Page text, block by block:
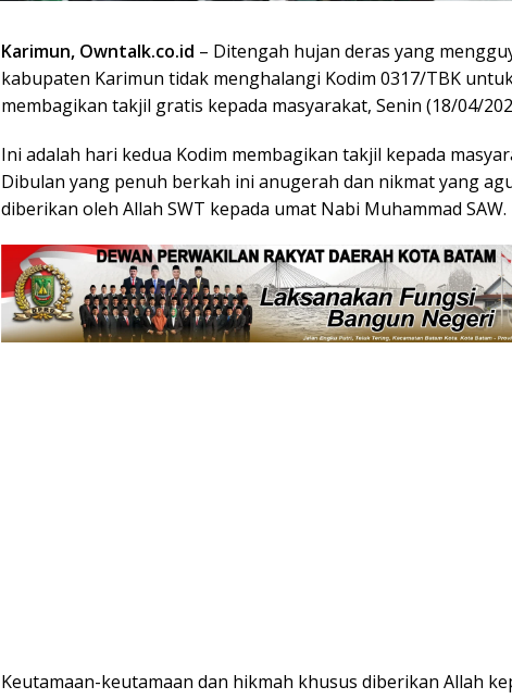
Karimun, Owntalk.co.id – Ditengah hujan deras yang
kabupaten Karimun tidak menghalangi Kodim 0317/TBK
membagikan takjil gratis kepada masyarakat, Senin (18/04/
Ini adalah hari kedua Kodim membagikan takjil kepada
Dibulan yang penuh berkah ini anugerah dan nikmat yang
diberikan oleh Allah SWT kepada umat Nabi Muhammad SAW.
Keutamaan-keutamaan dan hikmah khusus diberikan Allah